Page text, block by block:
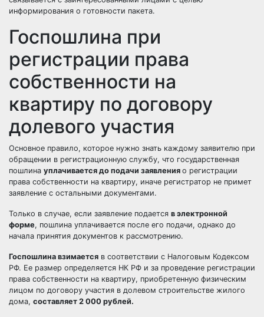
информирования о готовности пакета.
Госпошлина при
регистрации права
собственности на
квартиру по договору
долевого участия
Основное правило, которое нужно знать каждому заявителю при
обращении в регистрационную службу, что государственная
пошлина уплачивается до подачи заявления о регистрации
права собственности на квартиру, иначе регистратор не примет
заявление с остальными документами.
Только в случае, если заявление подается в электронной
форме, пошлина уплачивается после его подачи, однако до
начала принятия документов к рассмотрению.
Госпошлина взимается в соответствии с Налоговым Кодексом
РФ. Ее размер определяется НК РФ и за проведение регистрации
права собственности на квартиру, приобретенную физическим
лицом по договору участия в долевом строительстве жилого
дома, составляет 2 000 рублей.